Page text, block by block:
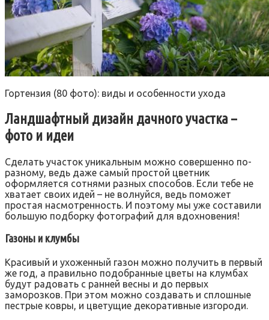
Гортензия (80 фото): виды и особенности ухода
Ландшафтный дизайн дачного участка –
фото и идеи
Сделать участок уникальным можно совершенно по-
разному, ведь даже самый простой цветник
оформляется сотнями разных способов. Если тебе не
хватает своих идей – не волнуйся, ведь поможет
простая насмотренность. И поэтому мы уже составили
большую подборку фотографий для вдохновения!
Газоны и клумбы
Красивый и ухоженный газон можно получить в первый
же год, а правильно подобранные цветы на клумбах
будут радовать с ранней весны и до первых
заморозков. При этом можно создавать и сплошные
пестрые ковры, и цветущие декоративные изгороди.